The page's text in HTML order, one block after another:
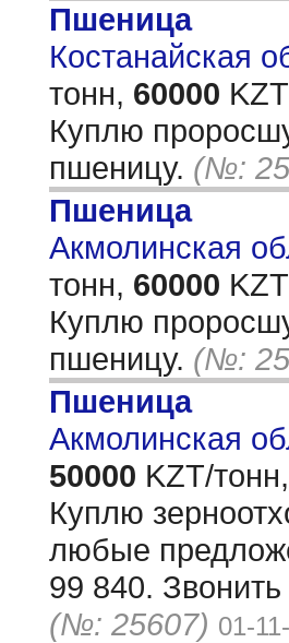
Пшеница
Костанайская
тонн, 60000
Куплю
пшеницу. (№:
Пшеница
Акмолинская
тонн, 60000
Куплю
пшеницу. (№:
Пшеница
Акмолинская
50000 KZT/тонн,
Куплю
любые
99 840.
(№: 25607) 01-